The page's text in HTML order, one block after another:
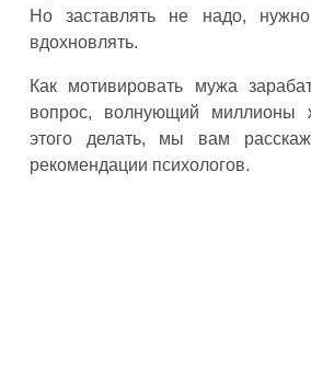
Но заставлять не надо,
вдохновлять.
Как мотивировать мужа
вопрос, волнующий миллионы
этого делать, мы вам
рекомендации психологов.